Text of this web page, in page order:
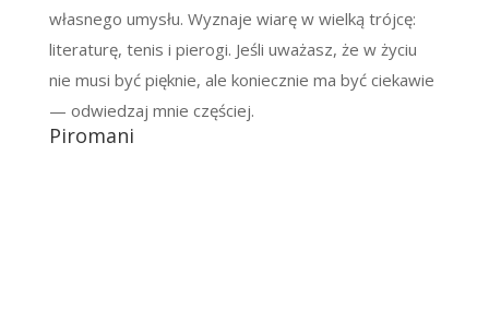
własnego umysłu. Wyznaje wiarę w wielką trójcę:
literaturę, tenis i pierogi. Jeśli uważasz, że w życiu
nie musi być pięknie, ale koniecznie ma być ciekawie
— odwiedzaj mnie częściej.
Piromani